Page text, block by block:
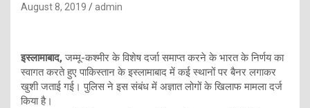
August 8, 2019 admin
इस्लामाबाद, जम्मू-कश्मीर के विशेष दर्जा समाप्त करने के भारत के निर्णय का
स्वागत करते हुए पाकिस्तान के इस्लामाबाद में कई स्थानों पर बैनर लगाकर
खुशी जताई गई। पुलिस ने इस संबंध में अज्ञात लोगों के खिलाफ मामला दर्ज
किया है।